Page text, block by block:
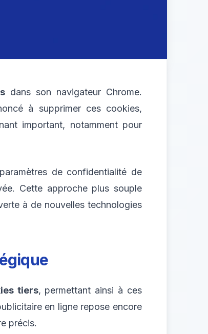
dans son navigateur Chrome.
à supprimer ces cookies,
important, notamment pour
de confidentialité de
Cette approche plus souple
à de nouvelles technologies
tiers, permettant ainsi à ces
en ligne repose encore
précis.